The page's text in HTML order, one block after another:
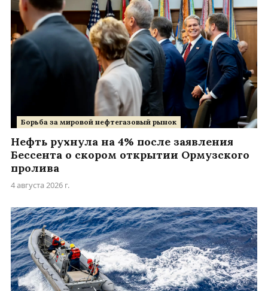
Борьба за мировой нефтегазовый рынок
Нефть рухнула на 4% после заявления
Бессента о скором открытии Ормузского
пролива
4 августа 2026 г.